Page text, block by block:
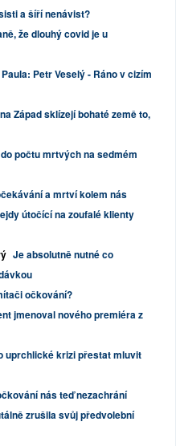
a šíří nenávist?
že dlouhý covid je u
Petr Veselý - Ráno v cizím
Západ sklízejí bohaté země to,
počtu mrtvých na sedmém
a mrtví kolem nás
útočící na zoufalé klienty
Je absolutně nutné co
očkování?
jmenoval nového premiéra z
uprchlické krizi přestat mluvit
nás teď nezachrání
zrušila svůj předvolební